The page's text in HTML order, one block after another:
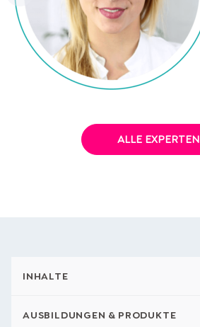
ALLE EXPERTEN
INHALTE
AUSBILDUNGEN & PRODUKTE